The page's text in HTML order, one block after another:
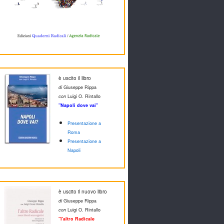
è uscito il libro
diGiuseppe Rippa
con Luigi O. Rintallo
"Napoli dove vai"
Presentazione a
Roma
Presentazione a
Napoli
è uscito il nuovo libro
diGiuseppe Rippa
con Luigi O. Rintallo
"l'altro Radicale